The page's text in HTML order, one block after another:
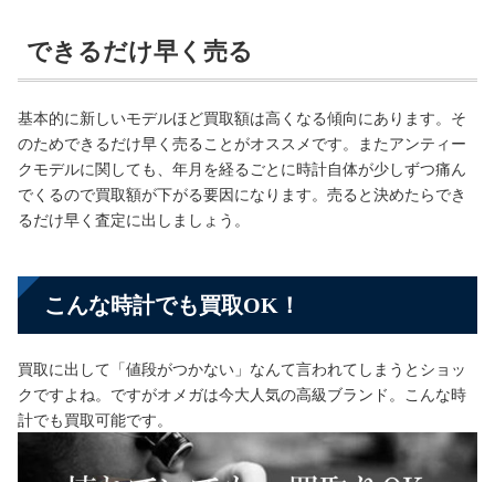
できるだけ早く売る
基本的に新しいモデルほど買取額は高くなる傾向にあります。そ
のためできるだけ早く売ることがオススメです。またアンティー
クモデルに関しても、年月を経るごとに時計自体が少しずつ痛ん
でくるので買取額が下がる要因になります。売ると決めたらでき
るだけ早く査定に出しましょう。
こんな時計でも買取OK！
買取に出して「値段がつかない」なんて言われてしまうとショッ
クですよね。ですがオメガは今大人気の高級ブランド。こんな時
計でも買取可能です。